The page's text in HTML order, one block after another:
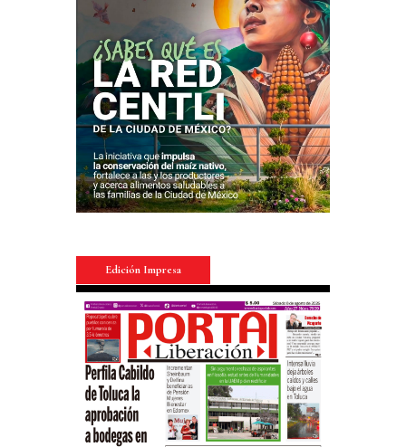
Edición Impresa